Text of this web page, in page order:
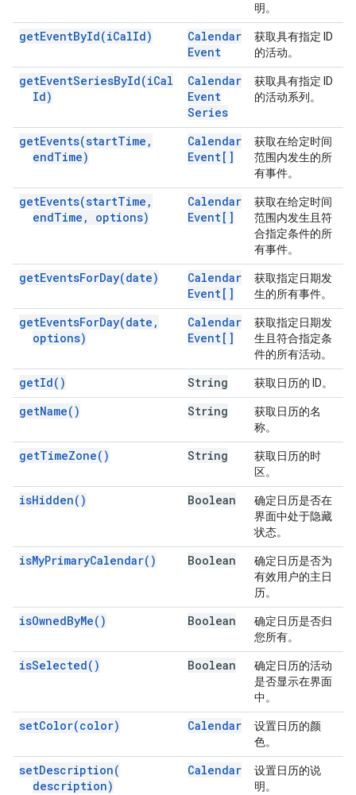
明。
getEventById(iCalId)
Calendar
Event
获取具有指定 ID
的活动。
getEventSeriesById(iCal
Id)
Calendar
Event
Series
获取具有指定 ID
的活动系列。
getEvents(startTime ,
endTime)
Calendar
Event[]
获取在给定时间
范围内发生的所
有事件。
getEvents(startTime ,
endTime , options)
Calendar
Event[]
获取在给定时间
范围内发生且符
合指定条件的所
有事件。
getEventsForDay(date)
Calendar
Event[]
获取指定日期发
生的所有事件。
getEventsForDay(date ,
options)
Calendar
Event[]
获取指定日期发
生且符合指定条
件的所有活动。
getId( ) String 获取日历的 ID。
getName( ) String
获取日历的名
称。
getTimeZone( ) String
获取日历的时
区。
isHidden( ) Boolean
确定日历是否在
界面中处于隐藏
状态。
isMyPrimaryCalendar( ) Boolean
确定日历是否为
有效用户的主日
历。
isOwnedByMe( ) Boolean
确定日历是否归
您所有。
isSelected( ) Boolean
确定日历的活动
是否显示在界面
中。
setColor(color) Calendar
设置日历的颜
色。
setDescription(
description)
Calendar
设置日历的说
明。